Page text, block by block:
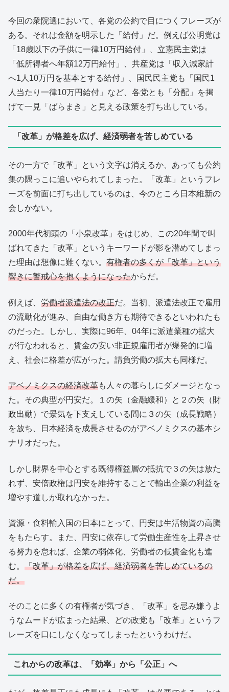
今回の衆院選において、各党の公約で目につくフレーズが
ある。それは金額を明示した「給付」だ。例えば公明党は
「18歳以下の子供に一律10万円給付」、立憲民主党は
「低所得者へ年額12万円給付」、共産党は「収入減家計
へ1人10万円を基本とする給付」、国民民主党も「国民1
人当たり一律10万円給付」など、各党とも「分配」を掲
げて一見「ばらまき」と見える政策を打ち出している。
「改革」が格差を広げ、経済弱者を苦しめている
その一方で「改革」という文字は消えるか、あっても公約
集の隅っこに追いやられてしまった。「改革」というフレ
ーズを前面に打ち出しているのは、今のところ日本維新の
会しかない。
2000年代初頭の「小泉改革」をはじめ、この20年間で叫
ばれてきた「改革」というキーワードが影を潜めてしまっ
た理由は想像に難くない。 有権者の多くが「改革」という
響きに警戒心を抱くようになったからだ。
例えば、 労働者派遣法の改正だ。当初、派遣法改正で雇用
の流動化が進み、自由な働き方も期待できるといわれたも
のだった。しかし、実際に96年、04年に派遣業種の拡大
が行なわれると、賃金の安い非正規雇用者が爆発的に増
え、社会に格差が広がった。請負労働の拡大も同様だ。
アベノミクスの経済改革も人々の暮らしにダメージとなっ
た。その典型が円安だ。１の矢（金融緩和）と２の矢（財
政出動）で景気を下支えしている間に３の矢（成長戦略）
を放ち、日本経済を成長させるのがアベノミクスの基本シ
ナリオだった。
しかし財界を中心とする既得権益層の抵抗で３の矢は放た
れず、安倍政権は円安を維持することで輸出企業の利益を
増やす道しか取れなかった。
資源・食料輸入国の日本にとって、円安は生活物資の高騰
をもたらす。また、円安に依存して労働生産性を上昇させ
る努力を怠れば、企業の弱体化、労働者の低賃金化も進
む。 「改革」が格差を広げ、経済弱者を苦しめているの
だ。
そのことに多くの有権者が気づき、「改革」を忌み嫌うよ
うなムードが広まった結果、どの政党も「改革」というフ
レーズを口にしなくなってしまったというわけだ。
これからの改革は、「効率」から「公正」へ